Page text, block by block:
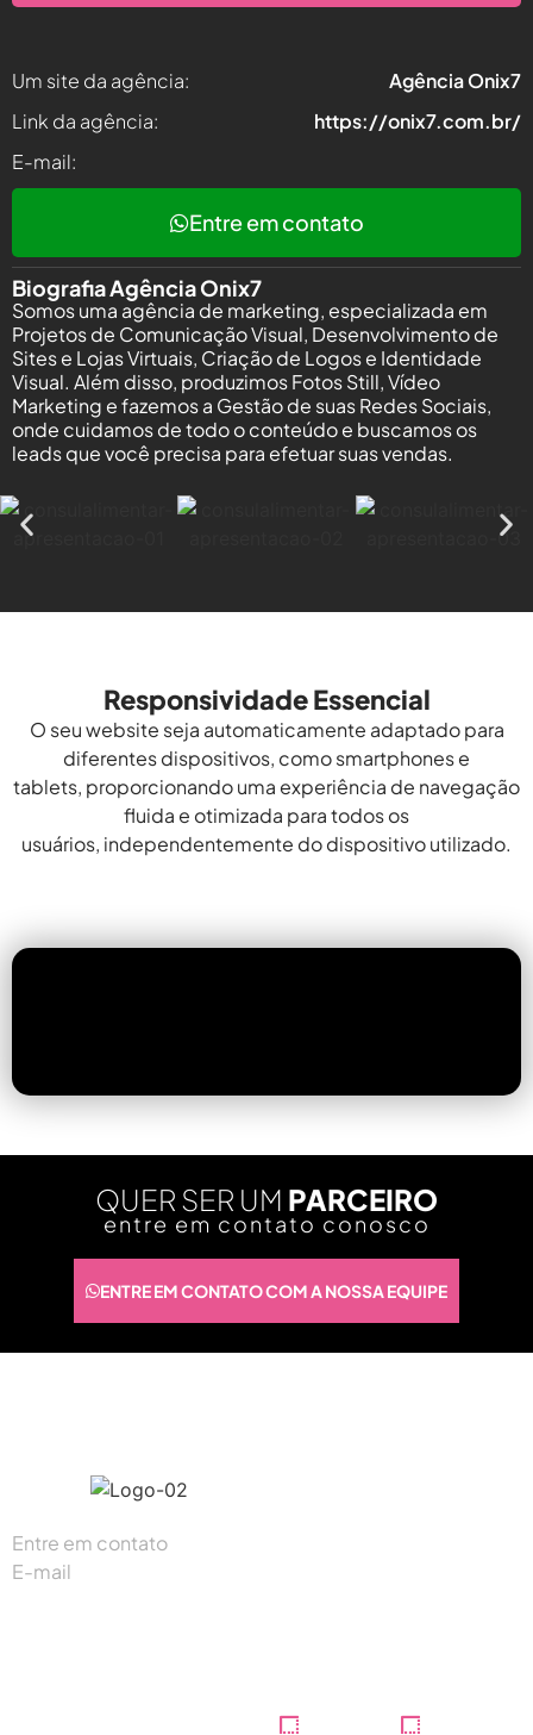
Um site da agência:
Agência Onix7
Link da agência:
https://onix7.com.br/
E-mail:
Entre em contato
Biografia Agência Onix7
Somos uma agência de marketing, especializada em
Projetos de Comunicação Visual, Desenvolvimento de
Sites e Lojas Virtuais, Criação de Logos e Identidade
Visual. Além disso, produzimos Fotos Still, Vídeo
Marketing e fazemos a Gestão de suas Redes Sociais,
onde cuidamos de todo o conteúdo e buscamos os
leads que você precisa para efetuar suas vendas.
Responsividade Essencial
O seu website seja automaticamente adaptado para
diferentes dispositivos, como smartphones e
tablets, proporcionando uma experiência de navegação
fluida e otimizada para todos os
usuários, independentemente do dispositivo utilizado.
QUER SER UM PARCEIRO
entre em contato conosco
ENTRE EM CONTATO COM A NOSSA EQUIPE
Entre em contato
E-mail